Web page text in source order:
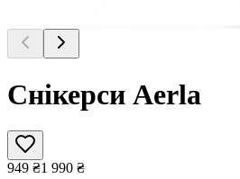
Снікерси Aerla
949 ₴1 990 ₴